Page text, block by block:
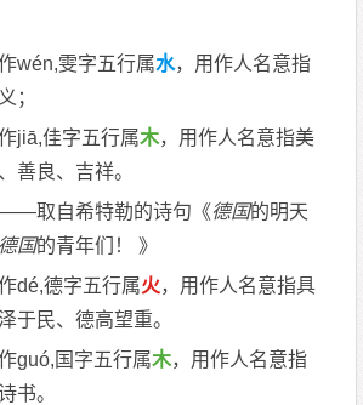
wén,雯字五行属水，用作人名意指
；
jiā,佳字五行属木，用作人名意指美
善良、吉祥。
取自希特勒的诗句《德国的明天
德国的青年们！ 》
dé,德字五行属火，用作人名意指具
于民、德高望重。
guó,国字五行属木，用作人名意指
书。